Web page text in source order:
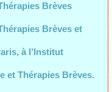
Brèves
Brèves et
à l’Institut
et Thérapies Brèves.